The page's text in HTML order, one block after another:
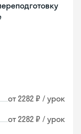
от 2282 ₽ / урок
от 2282 ₽ / урок